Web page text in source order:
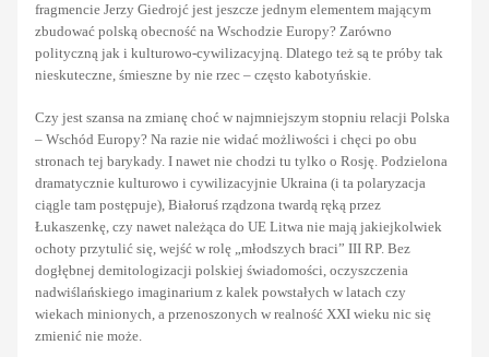
fragmencie Jerzy Giedrojć jest jeszcze jednym elementem mającym
zbudować polską obecność na Wschodzie Europy? Zarówno
polityczną jak i kulturowo-cywilizacyjną. Dlatego też są te próby tak
nieskuteczne, śmieszne by nie rzec – często kabotyńskie.
Czy jest szansa na zmianę choć w najmniejszym stopniu relacji Polska
– Wschód Europy? Na razie nie widać możliwości i chęci po obu
stronach tej barykady. I nawet nie chodzi tu tylko o Rosję. Podzielona
dramatycznie kulturowo i cywilizacyjnie Ukraina (i ta polaryzacja
ciągle tam postępuje), Białoruś rządzona twardą ręką przez
Łukaszenkę, czy nawet należąca do UE Litwa nie mają jakiejkolwiek
ochoty przytulić się, wejść w rolę „młodszych braci” III RP. Bez
dogłębnej demitologizacji polskiej świadomości, oczyszczenia
nadwiślańskiego imaginarium z kalek powstałych w latach czy
wiekach minionych, a przenoszonych w realność XXI wieku nic się
zmienić nie może.